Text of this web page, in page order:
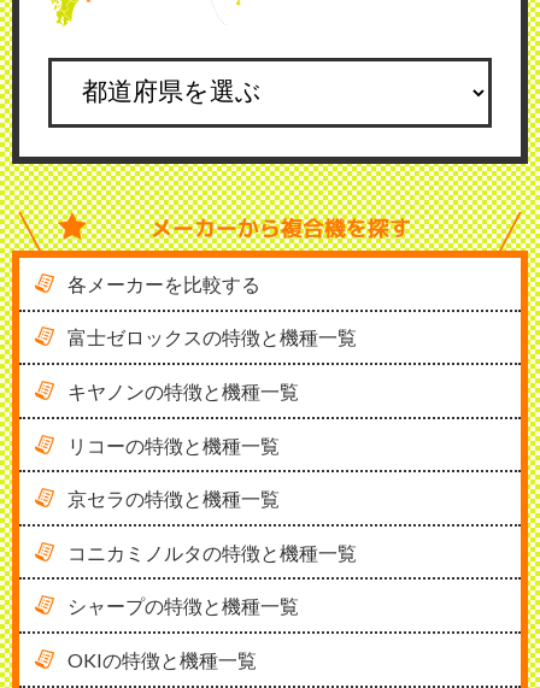
メーカーから複合機を探す
各メーカーを比較する
富士ゼロックスの特徴と機種一覧
キヤノンの特徴と機種一覧
リコーの特徴と機種一覧
京セラの特徴と機種一覧
コニカミノルタの特徴と機種一覧
シャープの特徴と機種一覧
OKIの特徴と機種一覧